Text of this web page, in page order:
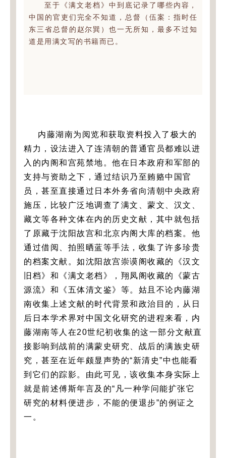
至于《满文老档》中到底记录了哪些内容，
中国的官吏们完全不知道，总督（伍案：指时任
东三省总督的赵尔巽）也一无所知，最多不过知
道是用满文写的书籍而已。
内藤湖南为阅览和获取资料投入了极大的
精力，设法进入了连清朝的普通官员都难以进
入的内阁和宫苑禁地。他在日本政府和军部的
支持与资助之下，通过结识乃至贿赂中国官
员，甚至直接通过日本外务省向清朝中央政府
施压，比较广泛地调查了满文、蒙文、汉文、
藏文等各种文体在内的历史文献，其中就包括
了原藏于沈阳故宫和北京内阁大库的档案。他
通过借阅、拍照晒蓝等手法，收集了许多珍贵
的档案文献。如沈阳故宫崇谟阁收藏的《汉文
旧档》和《满文老档》，翔凤阁收藏的《蒙古
源流》和《五体清文鉴》等。姑且不论内藤湖
南收集上述文献的时代背景和政治目的，从日
后日本学术界对中国文化研究的进程来看，内
藤湖南等人在20世纪初收集的这一部分文献直
接影响到战前的满蒙史研究、战后的满族史研
究，甚至在近年颇显声势的“新清史”中也能看
到它们的踪影。由此可见，该收集本身实际上
就是前述傅斯年言及的“凡一种学问能扩张它
研究的材料便进步，不能的便退步”的例证之
一。